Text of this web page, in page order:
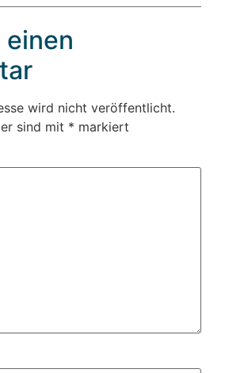
einen
wird nicht veröffentlicht.
sind mit * markiert